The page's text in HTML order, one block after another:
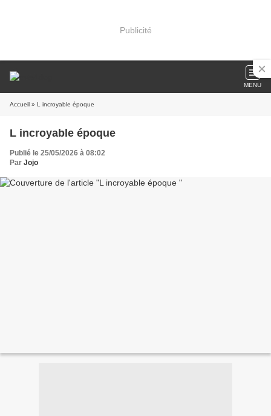
Publicité
MENU
Accueil » L incroyable époque
L incroyable époque
Publié le 25/05/2026 à 08:02
Par Jojo